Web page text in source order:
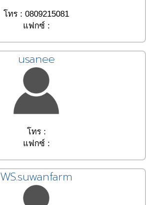
โทร : 0809215081
แฟกซ์ :
usanee
โทร :
แฟกซ์ :
WS.suwanfarm